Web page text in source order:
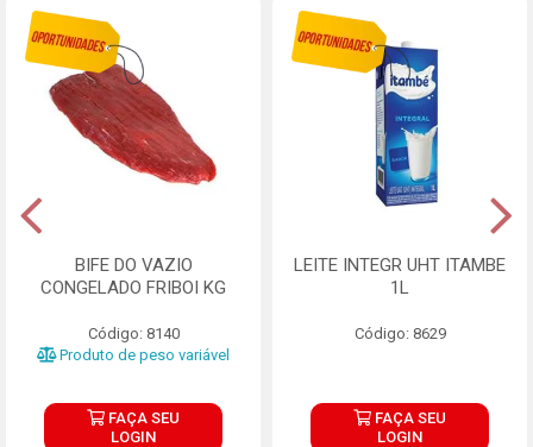
BIFE DO VAZIO
CONGELADO FRIBOI KG
Código: 8140
Produto de peso variável
FAÇA SEU
LOGIN
LEITE INTEGR UHT ITAMBE
1L
Código: 8629
FAÇA SEU
LOGIN